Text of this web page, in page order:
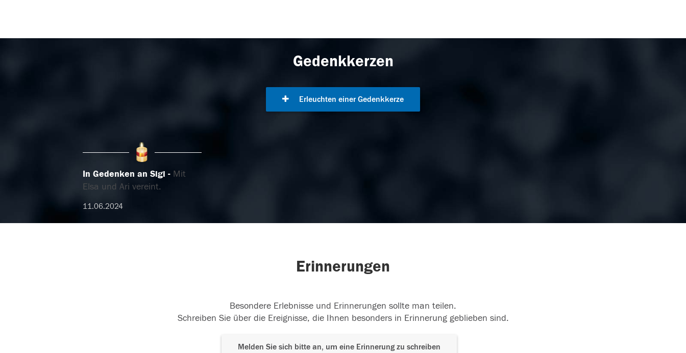
Gedenkkerzen
Erleuchten einer Gedenkkerze
In Gedenken an Sigi
Mit
Elsa und Ari vereint.
11.06.2024
Erinnerungen
Besondere Erlebnisse und Erinnerungen sollte man teilen.
Schreiben Sie über die Ereignisse, die Ihnen besonders in Erinnerung geblieben sind.
Melden Sie sich bitte an, um eine Erinnerung zu schreiben